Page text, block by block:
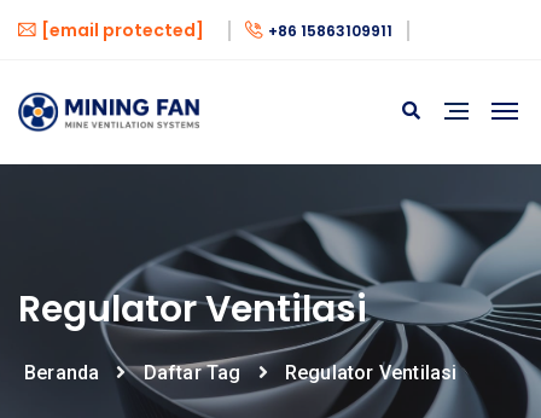
[email protected] +86 15863109911
Regulator Ventilasi
Beranda Daftar Tag Regulator Ventilasi